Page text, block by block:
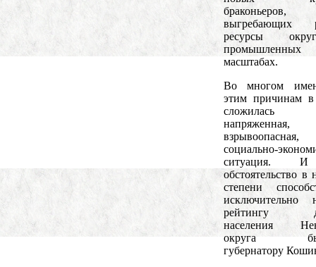
браконьеров,
выгребающих
ресурсы
промышленных
масштабах.
Во многом
этим причинам в
сложилась
напряженная,
взрывоопасная,
социально-
ситуация.
обстоятельство в
степени
исключительно
рейтингу
населения
округа
губернатору